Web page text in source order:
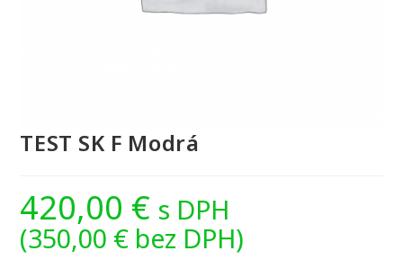
TEST SK F Modrá
420,00 € s DPH
(350,00 € bez DPH)